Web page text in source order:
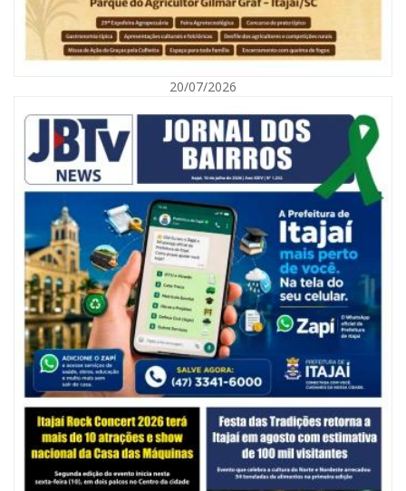
06/08/2026 | 10:01
Defesa Civil de Itajaí alerta para chuva, ventos fortes e queda de
temperatura
20/07/2026